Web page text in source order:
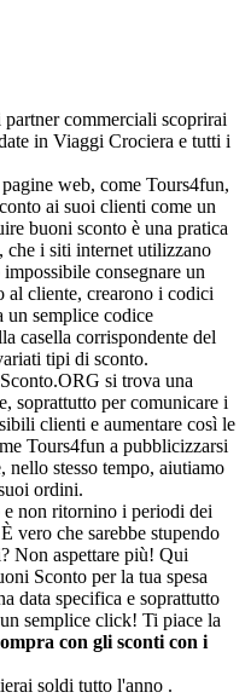
commerciali scoprirai
in Viaggi Crociera e tutti i
web, come Tours4fun,
ai suoi clienti come un
buoni sconto è una pratica
che i siti internet utilizzano
consegnare un
al cliente, crearono i codici
un semplice codice
casella corrispondente del
tipi di sconto.
si trova una
soprattutto per comunicare i
clienti e aumentare così le
Tours4fun a pubblicizzarsi
nello stesso tempo, aiutiamo
ordini.
e non ritornino i periodi dei
vero che sarebbe stupendo
Non aspettare più! Qui
Sconto per la tua spesa
data specifica e soprattutto
semplice click! Ti piace la
con gli sconti con i
soldi tutto l'anno .